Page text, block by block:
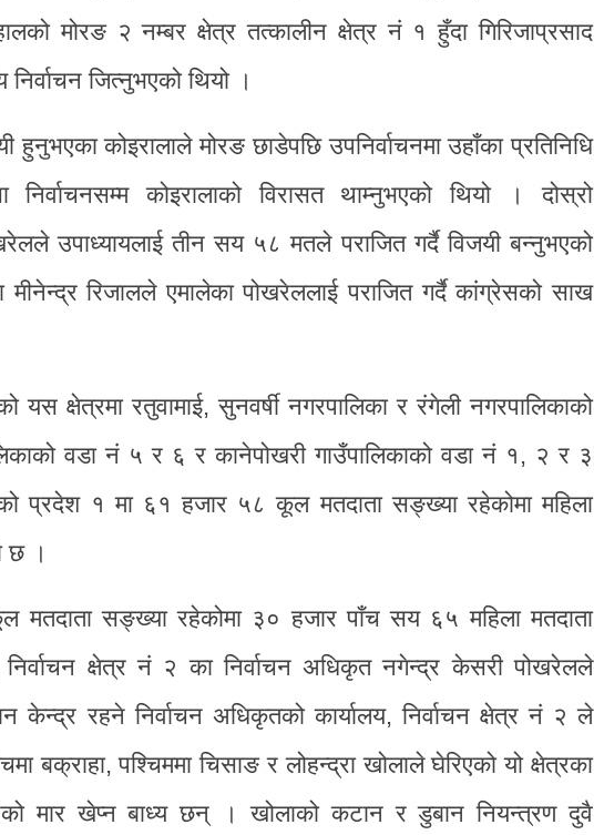
मोरङ २ नम्बर क्षेत्र तत्कालीन क्षेत्र नं १ हुँदा गिरिजाप्रसाद
जित्नुभएको थियो ।
कोइरालाले मोरङ छाडेपछि उपनिर्वाचनमा उहाँका प्रतिनिधि
निर्वाचनसम्म कोइरालाको विरासत थाम्नुभएको थियो । दोस्रो
उपाध्यायलाई तीन सय ५८ मतले पराजित गर्दै विजयी बन्नुभएको
रिजालले एमालेका पोखरेललाई पराजित गर्दै कांग्रेसको साख
क्षेत्रमा रतुवामाई, सुनवर्षी नगरपालिका र रंगेली नगरपालिकाको
वडा नं ५ र ६ र कानेपोखरी गाउँपालिकाको वडा नं १, २ र ३
प्रदेश १ मा ६१ हजार ५८ कूल मतदाता सङ्ख्या रहेकोमा महिला
छ ।
सङ्ख्या रहेकोमा ३० हजार पाँच सय ६५ महिला मतदाता
क्षेत्र नं २ का निर्वाचन अधिकृत नगेन्द्र केसरी पोखरेलले
केन्द्र रहने निर्वाचन अधिकृतको कार्यालय, निर्वाचन क्षेत्र नं २ ले
बक्राहा, पश्चिममा चिसाङ र लोहन्द्रा खोलाले घेरिएको यो क्षेत्रका
मार खेप्न बाध्य छन् । खोलाको कटान र डुबान नियन्त्रण दुवै